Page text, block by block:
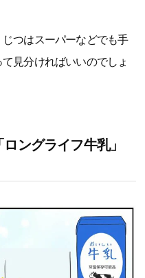
つはスーパーなどでも手
見分ければいいのでしょ
ングライフ牛乳」